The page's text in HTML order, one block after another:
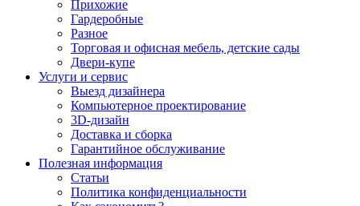
Прихожие
Гардеробные
Разное
Торговая и офисная мебель, детские сады
Двери-купе
Услуги и сервис
Выезд дизайнера
Компьютерное проектирование
3D-дизайн
Доставка и сборка
Гарантийное обслуживание
Полезная информация
Статьи
Политика конфиденциальности